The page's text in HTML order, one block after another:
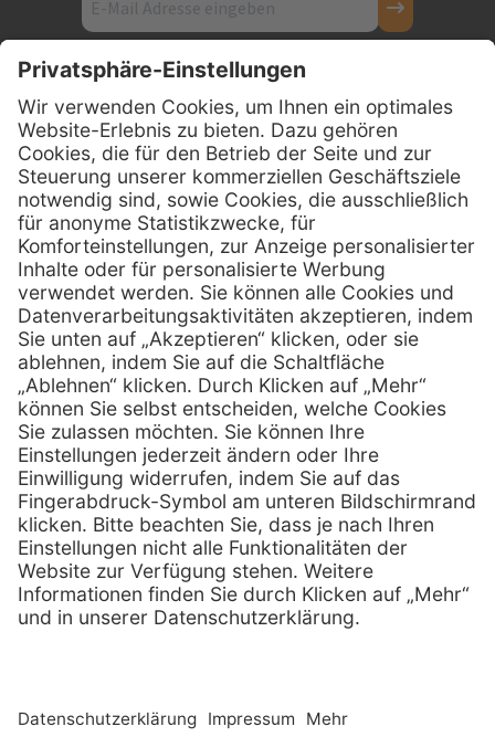
Kontakt
Firmensitz
PxD Praxis-Discount GmbH
Hans-Wunderlich-Straße 7
D-49078 Osnabrück
Telefon: 0800 - 600 66 30
Telefon:0800 - 07 01 96
E-Mail:info @ praxis-discount.de
Services
Serviceversprechen
Sprechstundenbedarf
Retoure anmelden
Hilfe
FAQs
Kontakt
Lob & Kritik
Zertifikat Rechtliches
Impressum
Datenschutz
AGB